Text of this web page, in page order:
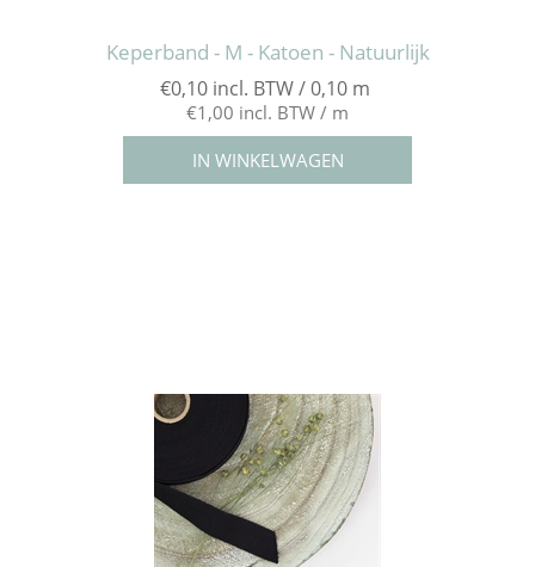
Keperband - M - Katoen - Natuurlijk
€0,10 incl. BTW / 0,10 m
€1,00 incl. BTW / m